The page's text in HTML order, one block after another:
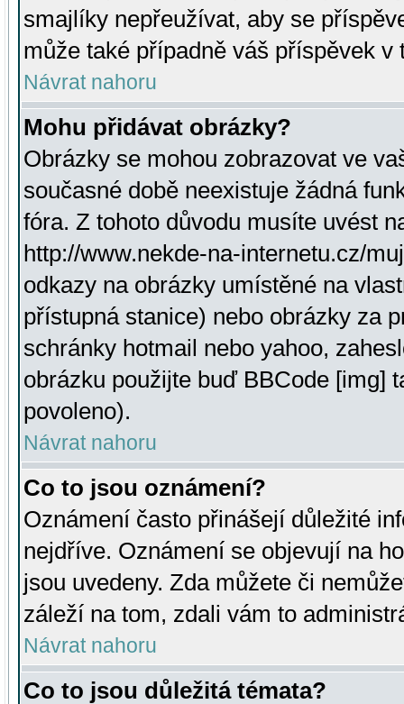
smajlíky nepřeužívat, aby se
může také případně váš příspěvek v
Návrat nahoru
Mohu přidávat obrázky?
Obrázky se mohou zobrazovat ve
současné době neexistuje žádná
fóra. Z tohoto důvodu musíte uvést
http://www.nekde-na-internetu.cz/
odkazy na obrázky umístěné na
přístupná stanice) nebo obrázky za
schránky hotmail nebo yahoo,
obrázku použijte buď BBCode [img]
povoleno).
Návrat nahoru
Co to jsou oznámení?
Oznámení často přinášejí důležité
nejdříve. Oznámení se objevují na
jsou uvedeny. Zda můžete či
záleží na tom, zdali vám to
Návrat nahoru
Co to jsou důležitá témata?